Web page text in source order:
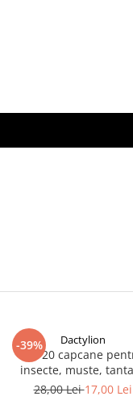
-39% Dactylion
Set 20 capcane
insecte, muste,
protectie plante,
28,00 Lei17,00 Lei